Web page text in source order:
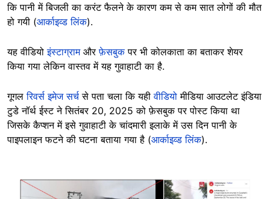
कि पानी में बिजली का करंट फैलने के कारण कम से कम सात लोगों की मौत
हो गयी (आर्काइव्ड लिंक).
यह वीडियोइंस्टाग्राम औरफ़ेसबुकपर भी कोलकाता का बताकर शेयर
किया गया लेकिन वास्तव में यह गुवाहाटी का है.
गूगलरिवर्स इमेज सर्चसे पता चला कि यहीवीडियोमीडिया आउटलेट इंडिया
टुडे नॉर्थ ईस्ट ने सितंबर 20, 2025 को फ़ेसबुक पर पोस्ट किया था
जिसके कैप्शन में इसे गुवाहाटी के चांदमारी इलाके में उस दिन पानी के
पाइपलाइन फटने की घटना बताया गया है (आर्काइव्ड लिंक).
Image